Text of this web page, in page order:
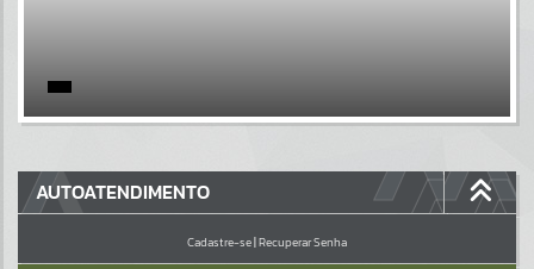
Por favor, aguarde...
GALERIAS
Por favor, aguarde...
AUTOATENDIMENTO
Cadastre-se|Recuperar Senha